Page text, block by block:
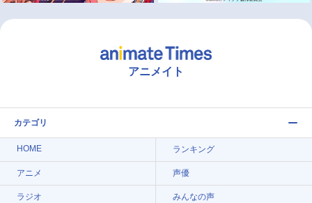
アニメイト
カテゴリ
HOME ランキング
アニメ 声優
ラジオ みんなの声